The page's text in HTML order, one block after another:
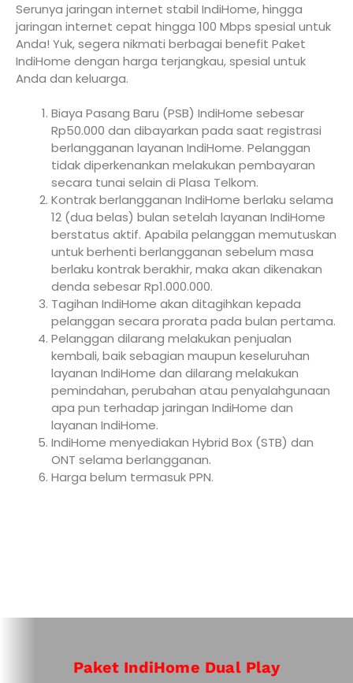
Serunya jaringan internet stabil IndiHome, hingga
jaringan internet cepat hingga 100 Mbps spesial untuk
Anda! Yuk, segera nikmati berbagai benefit Paket
IndiHome dengan harga terjangkau, spesial untuk
Anda dan keluarga.
Biaya Pasang Baru (PSB) IndiHome sebesar
Rp50.000 dan dibayarkan pada saat registrasi
berlangganan layanan IndiHome. Pelanggan
tidak diperkenankan melakukan pembayaran
secara tunai selain di Plasa Telkom.
Kontrak berlangganan IndiHome berlaku selama
12 (dua belas) bulan setelah layanan IndiHome
berstatus aktif. Apabila pelanggan memutuskan
untuk berhenti berlangganan sebelum masa
berlaku kontrak berakhir, maka akan dikenakan
denda sebesar Rp1.000.000.
Tagihan IndiHome akan ditagihkan kepada
pelanggan secara prorata pada bulan pertama.
Pelanggan dilarang melakukan penjualan
kembali, baik sebagian maupun keseluruhan
layanan IndiHome dan dilarang melakukan
pemindahan, perubahan atau penyalahgunaan
apa pun terhadap jaringan IndiHome dan
layanan IndiHome.
IndiHome menyediakan Hybrid Box (STB) dan
ONT selama berlangganan.
Harga belum termasuk PPN.
Paket IndiHome Dual Play